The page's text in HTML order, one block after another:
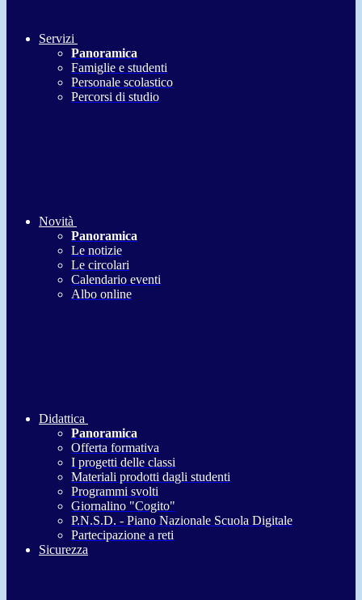
Servizi
Panoramica
Famiglie e studenti
Personale scolastico
Percorsi di studio
Novità
Panoramica
Le notizie
Le circolari
Calendario eventi
Albo online
Didattica
Panoramica
Offerta formativa
I progetti delle classi
Materiali prodotti dagli studenti
Programmi svolti
Giornalino "Cogito"
P.N.S.D. - Piano Nazionale Scuola Digitale
Partecipazione a reti
Sicurezza